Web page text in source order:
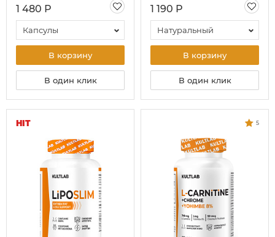
1 480 Р
Капсулы
В корзину
В один клик
1 190 Р
Натуральный
В корзину
В один клик
HIT 5